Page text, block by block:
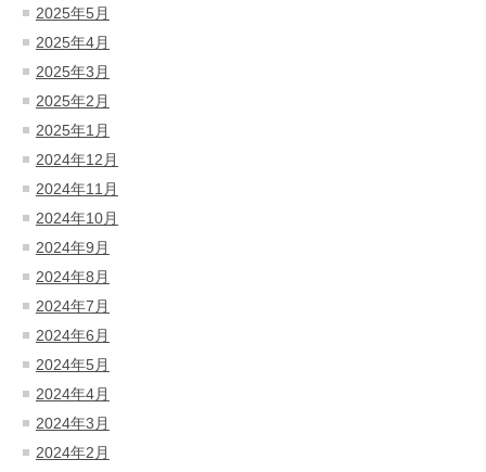
2025年5月
2025年4月
2025年3月
2025年2月
2025年1月
2024年12月
2024年11月
2024年10月
2024年9月
2024年8月
2024年7月
2024年6月
2024年5月
2024年4月
2024年3月
2024年2月